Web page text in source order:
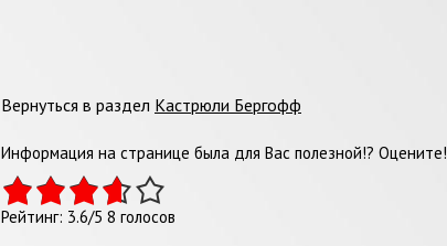
Вернуться в раздел Кастрюли Бергофф
Информация на странице была для Вас полезной!? Оцените!
Рейтинг: 3.6/5 8 голосов